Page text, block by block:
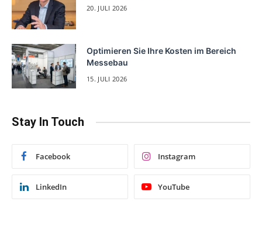
20. JULI 2026
Optimieren Sie Ihre Kosten im Bereich
Messebau
15. JULI 2026
Stay In Touch
Facebook Instagram
LinkedIn YouTube